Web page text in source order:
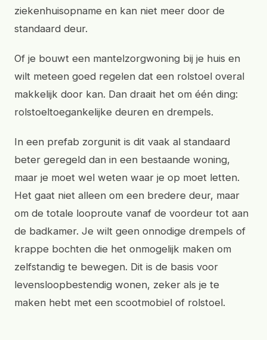
ziekenhuisopname en kan niet meer door de
standaard deur.
Of je bouwt een mantelzorgwoning bij je huis en
wilt meteen goed regelen dat een rolstoel overal
makkelijk door kan. Dan draait het om één ding:
rolstoeltoegankelijke deuren en drempels.
In een prefab zorgunit is dit vaak al standaard
beter geregeld dan in een bestaande woning,
maar je moet wel weten waar je op moet letten.
Het gaat niet alleen om een bredere deur, maar
om de totale looproute vanaf de voordeur tot aan
de badkamer. Je wilt geen onnodige drempels of
krappe bochten die het onmogelijk maken om
zelfstandig te bewegen. Dit is de basis voor
levensloopbestendig wonen, zeker als je te
maken hebt met een scootmobiel of rolstoel.